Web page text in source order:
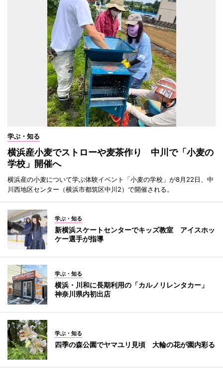
学ぶ・知る
横浜産小麦でストローや麦茶作り 中川で「小麦の
学校」開催へ
横浜産の小麦について学ぶ体験イベント「小麦の学校」が8月22日、中
川西地区センター（横浜市都筑区中川2）で開催される。
学ぶ・知る
新横浜スケートセンターでキッズ教室 アイスホッ
ケー選手が指導
学ぶ・知る
横浜・川和に長期利用の「カルノリレンタカー」
神奈川県内初出店
学ぶ・知る
四季の森公園でヤマユリ見頃 大輪の花が園内彩る